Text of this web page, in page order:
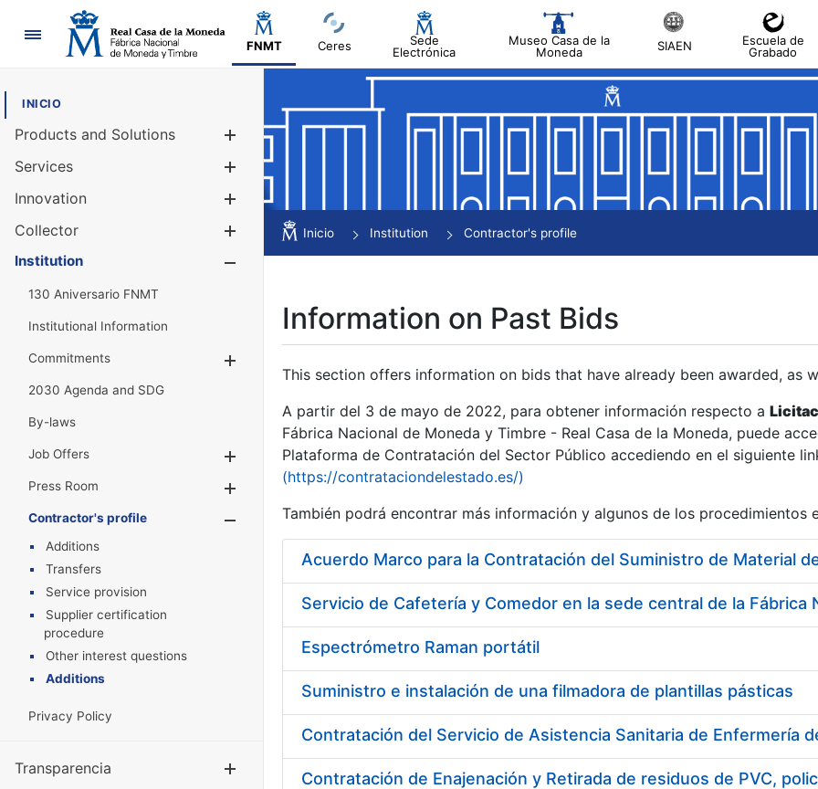
Navigation
FNMT Ceres
Sede
Electrónica
Museo Casa de la
Moneda
SIAEN
Escuela de
Grabado
INICIO
Products and Solutions
Services
Innovation
Collector
Show/Hide
Institution
130 Aniversario FNMT
Institutional Information
Commitments
2030 Agenda and SDG
By-laws
Job Offers
Show/Hide
Press Room
Show/Hide
Contractor's profile
Show/Hide
Additions
Transfers
Service provision
Supplier certification
procedure
Other interest questions
Additions
Privacy Policy
Transparencia Show/Hide
Inicio Institution Contractor's profile
Information on Past Bids
This section offers information on bids that have already been awarded, as
A partir del 3 de mayo de 2022, para obtener información respecto a
Fábrica Nacional de Moneda y Timbre - Real Casa de la Moneda, puede
Plataforma de Contratación del Sector Público accediendo en el siguiente
(https://contrataciondelestado.es/)
También podrá encontrar más información y algunos de los procedimientos
Acuerdo Marco para la Contratación del Suministro de Material
Espectrómetro Raman portátil
Suministro e instalación de una filmadora de plantillas pásticas
Contratación del Servicio de Asistencia Sanitaria de Enfermería
Contratación de Enajenación y Retirada de residuos de PVC,